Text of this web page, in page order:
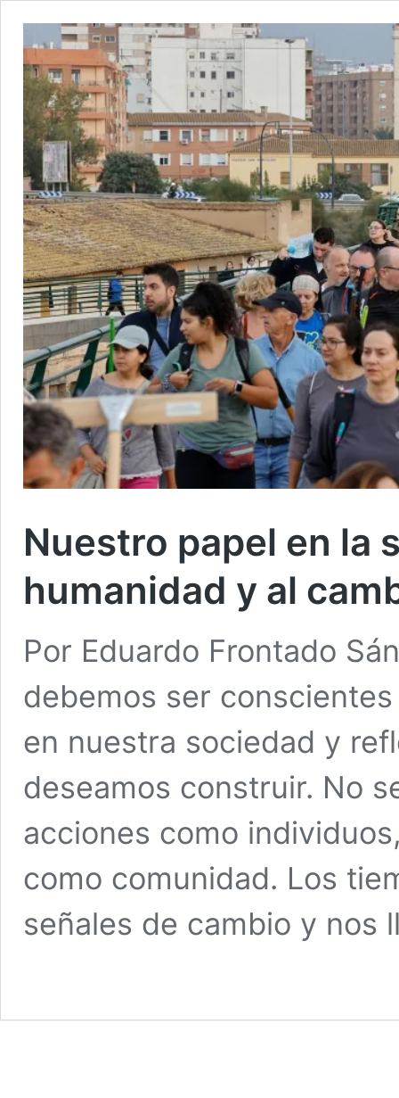
Nuestro papel en la
humanidad y al
Por Eduardo Frontado
debemos ser
en nuestra sociedad y
deseamos construir. No
acciones como
como comunidad. Los
señales de cambio y nos